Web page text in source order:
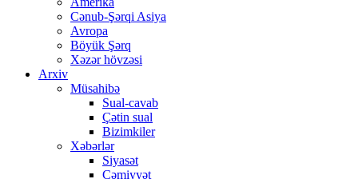
Cənub-Şərqi Asiya
Avropa
Böyük Şərq
Xəzər hövzəsi
Arxiv
Müsahibə
Sual-cavab
Çətin sual
Bizimkiler
Xəbərlər
Siyasət
Cəmiyyət